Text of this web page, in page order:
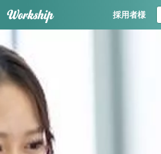
採用者様